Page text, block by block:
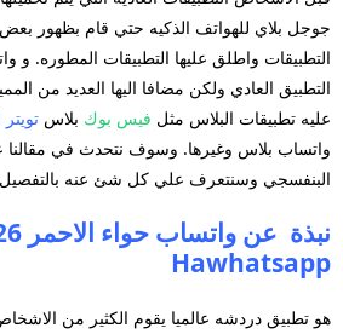
جوجل بلاي للهواتف الذكيه حتي قام بظهور
التطبيقات واطلق عليها التطبيقات المطوره. و
التطبيق العادي ولكن مضافا اليها العديد من
عليه تطبيقات البلاس مثل فيس بوك بلاس
واتساب بلاس وغيرها. وسوف نتحدث في
البنفسجي وسنتعرف علي كل شئ عنه بالتفصيل
نبذة عن
Hawhatsapp
هو تطبيق دردشه عالميا يقوم الكثير من